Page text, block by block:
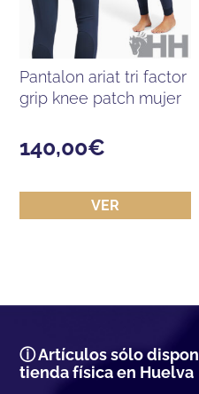
pantalon ariat tri factor
grip knee patch mujer
140,00€
VER
ⓘ Artículos sólo
tienda física en Huelva